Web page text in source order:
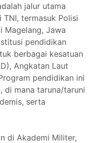
jalur utama
termasuk Polisi
Magelang, Jawa
pendidikan
berbagai kesatuan
Angkatan Laut
pendidikan ini
di mana taruna/taruni
serta
di Akademi Militer,